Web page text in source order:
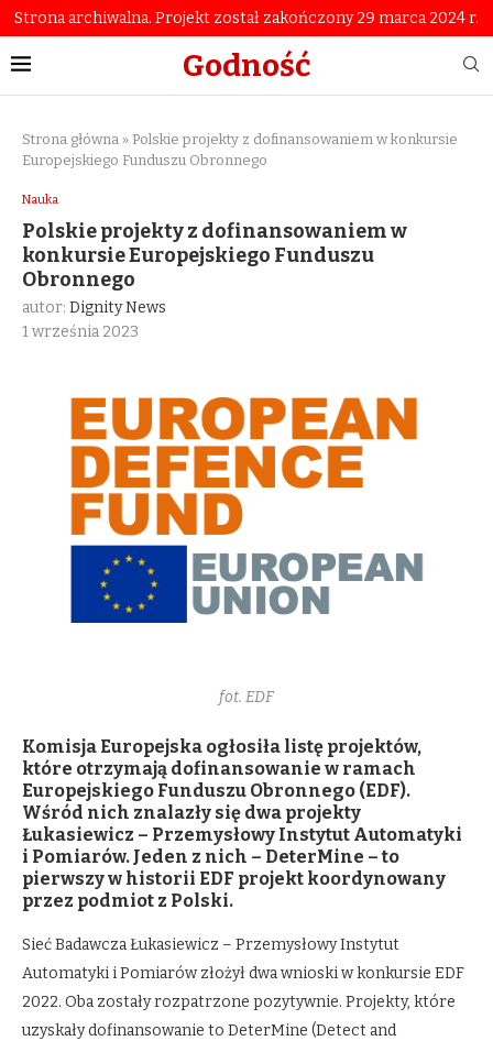
Strona archiwalna. Projekt został zakończony 29 marca 2024 r.
Godność
Strona główna » Polskie projekty z dofinansowaniem w konkursie
Europejskiego Funduszu Obronnego
Nauka
Polskie projekty z dofinansowaniem w
konkursie Europejskiego Funduszu
Obronnego
autor: Dignity News
1 września 2023
fot. EDF
Komisja Europejska ogłosiła listę projektów,
które otrzymają dofinansowanie w ramach
Europejskiego Funduszu Obronnego (EDF).
Wśród nich znalazły się dwa projekty
Łukasiewicz – Przemysłowy Instytut Automatyki
i Pomiarów. Jeden z nich – DeterMine – to
pierwszy w historii EDF projekt koordynowany
przez podmiot z Polski.
Sieć Badawcza Łukasiewicz – Przemysłowy Instytut
Automatyki i Pomiarów złożył dwa wnioski w konkursie EDF
2022. Oba zostały rozpatrzone pozytywnie. Projekty, które
uzyskały dofinansowanie to DeterMine (Detect and